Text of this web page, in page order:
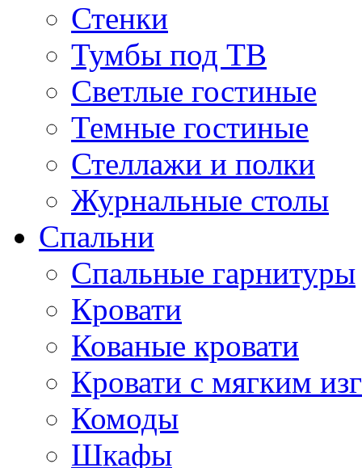
Стенки
Тумбы под ТВ
Светлые гостиные
Темные гостиные
Стеллажи и полки
Журнальные столы
Спальни
Спальные гарнитуры
Кровати
Кованые кровати
Кровати с мягким
Комоды
Шкафы